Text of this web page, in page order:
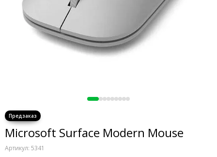
Microsoft Surface Modern Mouse
Артикул: 5341